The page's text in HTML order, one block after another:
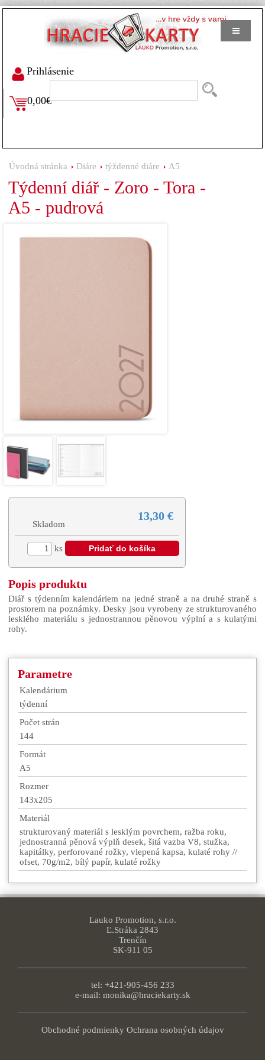
Prihlásenie
0,00€
Úvodná stránka Diáre týždenné diáre A5
Týdenní diář - Zoro - Tora -
A5 - pudrová
Skladom
13,30 €
ks
Popis produktu
Diář s týdenním kalendáriem na jedné straně a na druhé straně s
prostorem na poznámky. Desky jsou vyrobeny ze strukturovaného
lesklého materiálu s jednostrannou pěnovou výplní a s kulatými
rohy.
Parametre
Kalendárium
týdenní
Počet strán
144
Formát
A5
Rozmer
143x205
Materiál
strukturovaný materiál s lesklým povrchem, ražba roku,
jednostranná pěnová výplň desek, šitá vazba V8, stužka,
kapitálky, perforované rožky, vlepená kapsa, kulaté rohy //
ofset, 70g/m2, bílý papír, kulaté rožky
Lauko Promotion, s.r.o.
Ľ.Stráka 2843
Trenčín
SK-911 05
tel: +421-905-456 233
e-mail: monika@hraciekarty.sk
Obchodné podmienky Ochrana osobných údajov